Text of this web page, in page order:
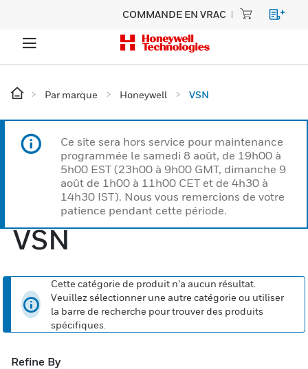
COMMANDE EN VRAC
Par marque Honeywell VSN
Ce site sera hors service pour maintenance
programmée le samedi 8 août, de 19h00 à
5h00 EST (23h00 à 9h00 GMT, dimanche 9
août de 1h00 à 11h00 CET et de 4h30 à
14h30 IST). Nous vous remercions de votre
patience pendant cette période.
VSN
Cette catégorie de produit n’a aucun résultat.
Veuillez sélectionner une autre catégorie ou utiliser
la barre de recherche pour trouver des produits
spécifiques.
Refine By